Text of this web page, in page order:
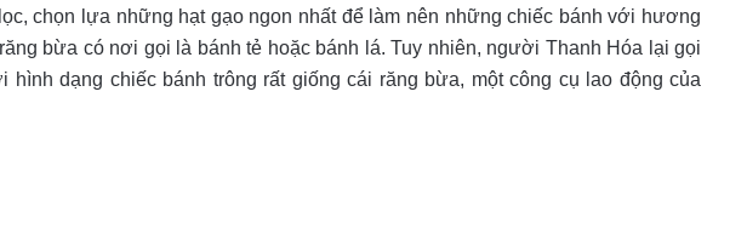
chọn lựa những hạt gạo ngon nhất để làm nên những chiếc bánh với hương
bừa có nơi gọi là bánh tẻ hoặc bánh lá. Tuy nhiên, người Thanh Hóa lại gọi
hình dạng chiếc bánh trông rất giống cái răng bừa, một công cụ lao động của